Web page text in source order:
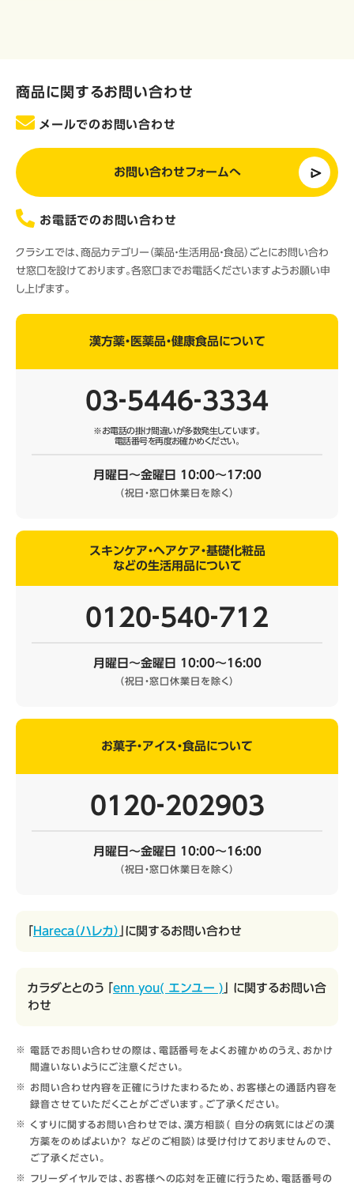
商品に関するお問い合わせ
メールでのお問い合わせ
お問い合わせフォームへ
お電話でのお問い合わせ
クラシエでは、商品カテゴリー（薬品・生活用品・食品）ごとにお問い合わ
せ窓口を設けております。各窓口までお電話くださいますようお願い申
し上げます。
漢方薬・医薬品・健康食品について
03‐5446‐3334
※お電話の掛け間違いが多数発生しています。
電話番号を再度お確かめください。
月曜日～金曜日 10:00～17:00
（祝日・窓口休業日を除く）
スキンケア・ヘアケア・基礎化粧品
などの生活用品について
0120‐540‐712
月曜日～金曜日 10:00～16:00
（祝日・窓口休業日を除く）
お菓子・アイス・食品について
0120‐202903
月曜日～金曜日 10:00～16:00
（祝日・窓口休業日を除く）
Hareca（ハレカ） 」に関するお問い合わせ
カラダととのう 「 enn you( エンユー ) 」 に関するお問い合
わせ
電話でお問い合わせの際は、電話番号をよくお確かめのうえ、おかけ
間違いないようにご注意ください。
お問い合わせ内容を正確にうけたまわるため、お客様との通話内容を
録音させていただくことがございます。ご了承ください。
くすりに関するお問い合わせでは、漢方相談（ 自分の病気にはどの漢
方薬をのめばよいか？ などのご相談）は受け付けておりませんので、
ご了承ください。
フリーダイヤルでは、お客様への応対を正確に行うため、電話番号の